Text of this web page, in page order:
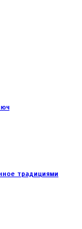
традициями